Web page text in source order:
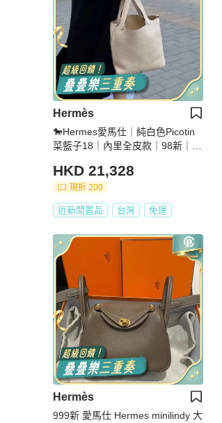
Hermès
🐎Hermes愛馬仕｜純白色Picotin
菜籃子18｜內里全皮款｜98新｜X
HKD 21,328
現折 200
近新閒置品 台灣 免運
Hermès
999新 愛馬仕 Hermes minilindy 大